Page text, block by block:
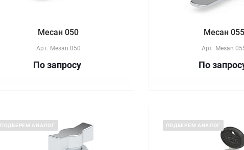
Месан 050
Арт. Mesan 050
По запросу
Месан 055
Арт. Mesan
По запр
ПОДБЕРЕМ АНАЛОГ ПОДБЕРЕМ АНАЛОГ